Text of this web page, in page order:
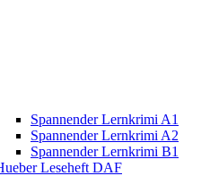
Spannender Lernkrimi A1
Spannender Lernkrimi A2
Spannender Lernkrimi B1
Leseheft DAF